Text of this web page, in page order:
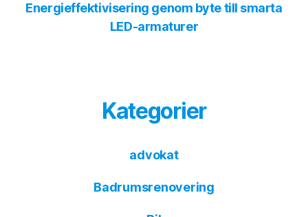
Energieffektivisering genom byte till smarta
LED-armaturer
Kategorier
advokat
Badrumsrenovering